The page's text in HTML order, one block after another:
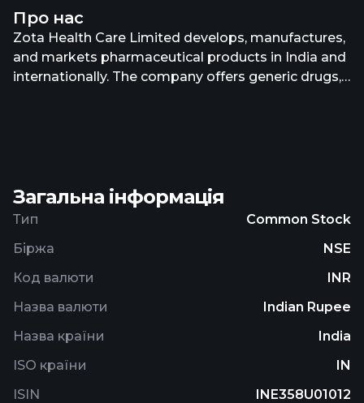
Про нас
Zota Health Care Limited develops, manufactures,
and markets pharmaceutical products in India and
internationally. The company offers generic drugs,
under the DAVAINDIA name. Zota Health Care
Limited was founded in 1995 and is headquartered
Загальна інформація
Тип
Common Stock
Біржа
NSE
Код валюти
INR
Назва валюти
Indian Rupee
Назва країни
India
ISO країни
IN
ISIN
INE358U01012